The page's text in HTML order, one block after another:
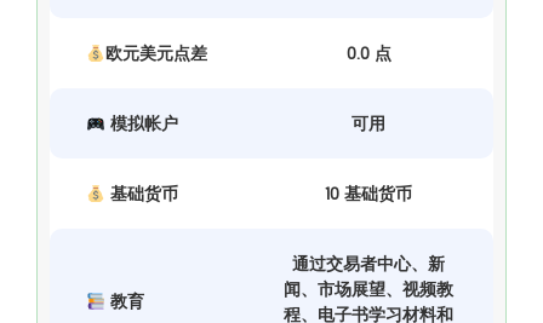
欧元美元点差 0.0 点
模拟帐户 可用
基础货币 10 基础货币
教育
通过交易者中心、新
闻、市场展望、视频教
程、电子书学习材料和